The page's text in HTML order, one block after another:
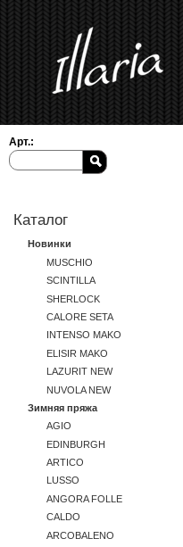
Арт.:
Каталог
Новинки
MUSCHIO
SCINTILLA
SHERLOCK
CALORE SETA
INTENSO MAKO
ELISIR MAKO
LAZURIT NEW
NUVOLA NEW
Зимняя пряжа
AGIO
EDINBURGH
ARTICO
LUSSO
ANGORA FOLLE
CALDO
ARCOBALENO